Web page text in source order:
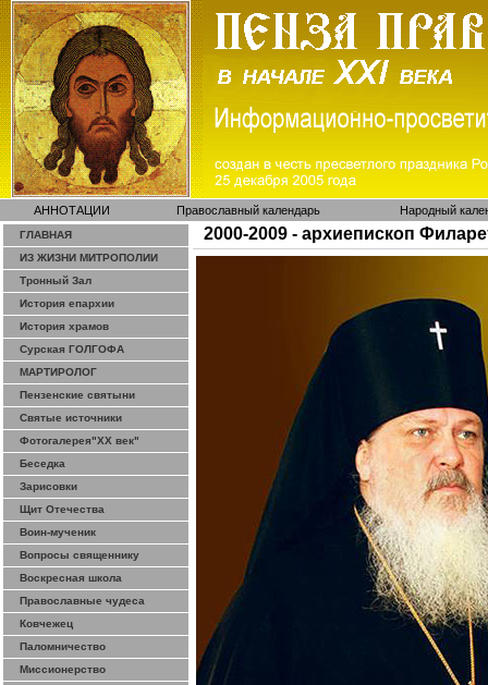
АННОТАЦИИ Православный календарь Народный
ГЛАВНАЯ
ИЗ ЖИЗНИ МИТРОПОЛИИ
Тронный Зал
История епархии
История храмов
Сурская ГОЛГОФА
МАРТИРОЛОГ
Пензенские святыни
Святые источники
Фотогалерея"ХХ век"
Беседка
Зарисовки
Щит Отечества
Воин-мученик
Вопросы священнику
Воскресная школа
Православные чудеса
Ковчежец
Паломничество
Миссионерство
2000-2009 - архиепископ